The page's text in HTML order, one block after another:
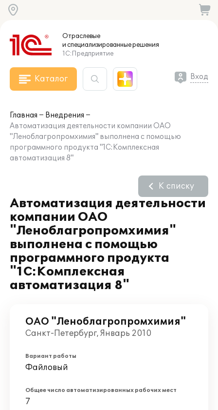
Отраслевые
и специализированныерешения
1С:Предприятие
Каталог Вход
Главная
Внедрения
Автоматизация деятельности компании ОАО
"Леноблагропромхимия" выполнена с помощью
программного продукта "1С:Комплексная
автоматизация 8"
Автоматизация деятельности
компании ОАО
"Леноблагропромхимия"
выполнена с помощью
программного продукта
"1С:Комплексная
автоматизация 8"
К списку
ОАО "Леноблагропромхимия"
Санкт-Петербург, Январь 2010
Вариант работы
Файловый
Общее число автоматизированных рабочих мест
7